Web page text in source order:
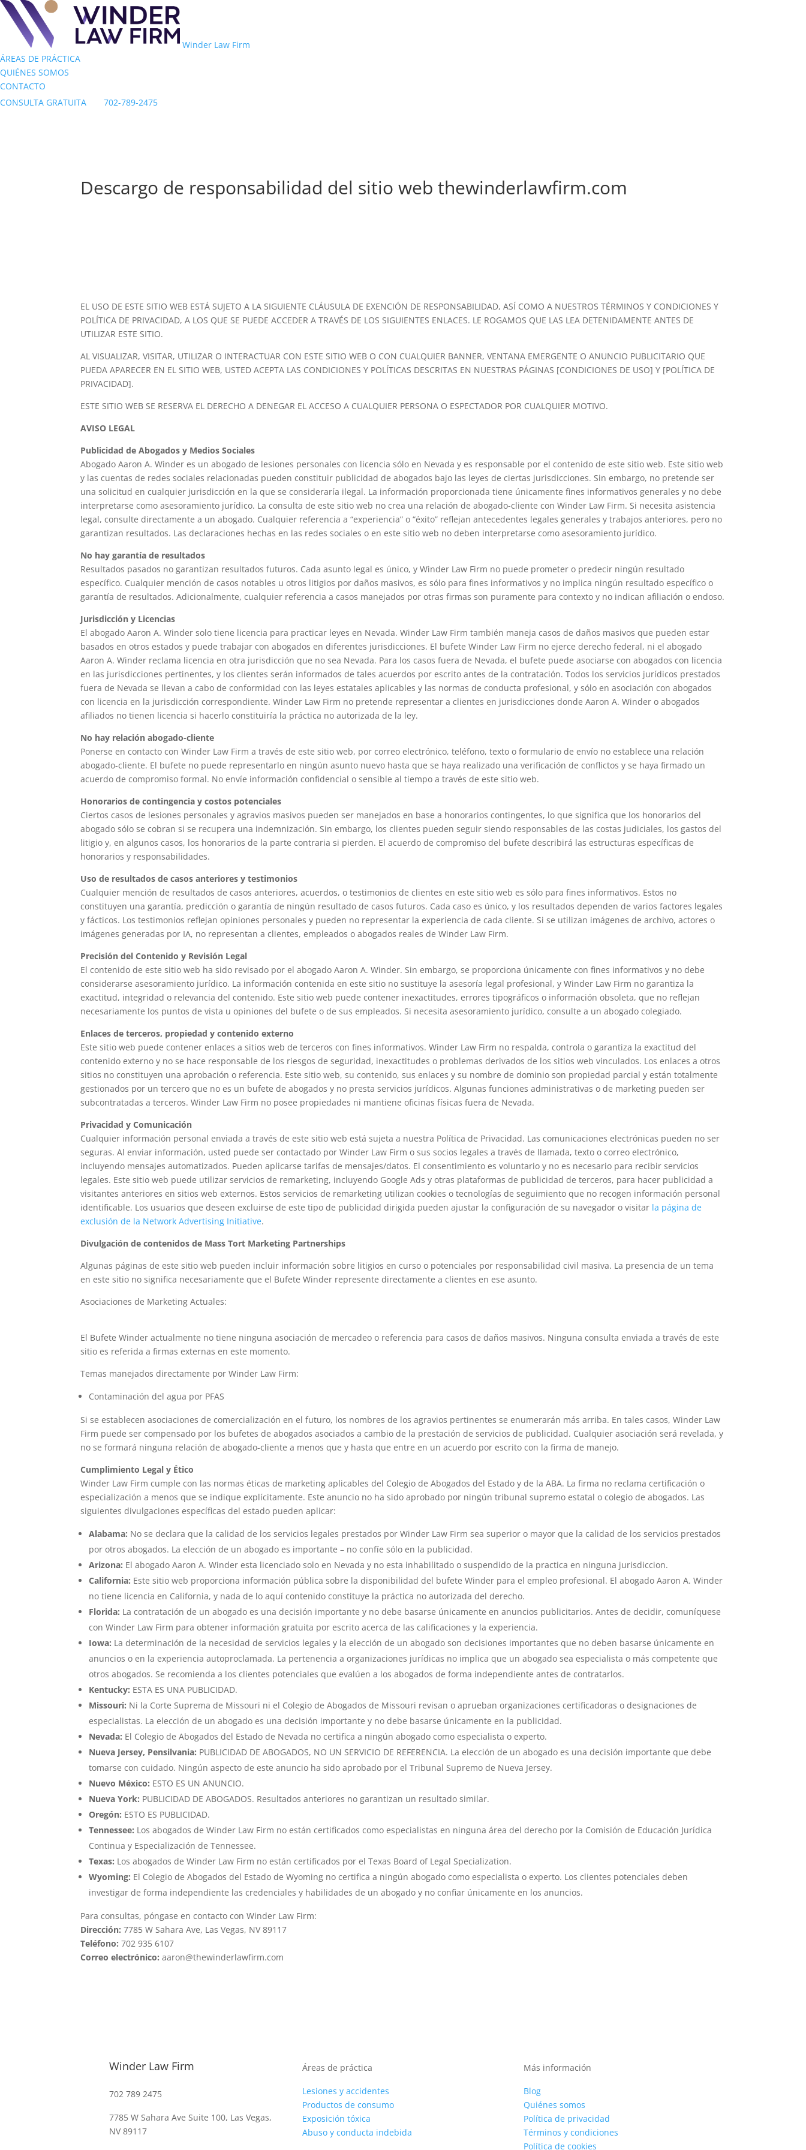
Winder Law Firm
ÁREAS DE PRÁCTICA
QUIÉNES SOMOS
CONTACTO
CONSULTA GRATUITA
702-789-2475
Descargo de responsabilidad del sitio web thewinderlawfirm.com
EL USO DE ESTE SITIO WEB ESTÁ SUJETO A LA SIGUIENTE CLÁUSULA DE EXENCIÓN DE RESPONSABILIDAD, ASÍ COMO A NUESTROS TÉRMINOS Y CONDICIONES Y
POLÍTICA DE PRIVACIDAD, A LOS QUE SE PUEDE ACCEDER A TRAVÉS DE LOS SIGUIENTES ENLACES. LE ROGAMOS QUE LAS LEA DETENIDAMENTE ANTES DE
UTILIZAR ESTE SITIO.
AL VISUALIZAR, VISITAR, UTILIZAR O INTERACTUAR CON ESTE SITIO WEB O CON CUALQUIER BANNER, VENTANA EMERGENTE O ANUNCIO PUBLICITARIO QUE
PUEDA APARECER EN EL SITIO WEB, USTED ACEPTA LAS CONDICIONES Y POLÍTICAS DESCRITAS EN NUESTRAS PÁGINAS [CONDICIONES DE USO] Y [POLÍTICA DE
PRIVACIDAD].
ESTE SITIO WEB SE RESERVA EL DERECHO A DENEGAR EL ACCESO A CUALQUIER PERSONA O ESPECTADOR POR CUALQUIER MOTIVO.
AVISO LEGAL
Publicidad de Abogados y Medios Sociales
Abogado Aaron A. Winder es un abogado de lesiones personales con licencia sólo en Nevada y es responsable por el contenido de este sitio web. Este sitio web
y las cuentas de redes sociales relacionadas pueden constituir publicidad de abogados bajo las leyes de ciertas jurisdicciones. Sin embargo, no pretende ser
una solicitud en cualquier jurisdicción en la que se consideraría ilegal. La información proporcionada tiene únicamente fines informativos generales y no debe
interpretarse como asesoramiento jurídico. La consulta de este sitio web no crea una relación de abogado-cliente con Winder Law Firm. Si necesita asistencia
legal, consulte directamente a un abogado. Cualquier referencia a “experiencia” o “éxito” reflejan antecedentes legales generales y trabajos anteriores, pero no
garantizan resultados. Las declaraciones hechas en las redes sociales o en este sitio web no deben interpretarse como asesoramiento jurídico.
No hay garantía de resultados
Resultados pasados no garantizan resultados futuros. Cada asunto legal es único, y Winder Law Firm no puede prometer o predecir ningún resultado
específico. Cualquier mención de casos notables u otros litigios por daños masivos, es sólo para fines informativos y no implica ningún resultado específico o
garantía de resultados. Adicionalmente, cualquier referencia a casos manejados por otras firmas son puramente para contexto y no indican afiliación o endoso.
Jurisdicción y Licencias
El abogado Aaron A. Winder solo tiene licencia para practicar leyes en Nevada. Winder Law Firm también maneja casos de daños masivos que pueden estar
basados en otros estados y puede trabajar con abogados en diferentes jurisdicciones. El bufete Winder Law Firm no ejerce derecho federal, ni el abogado
Aaron A. Winder reclama licencia en otra jurisdicción que no sea Nevada. Para los casos fuera de Nevada, el bufete puede asociarse con abogados con licencia
en las jurisdicciones pertinentes, y los clientes serán informados de tales acuerdos por escrito antes de la contratación. Todos los servicios jurídicos prestados
fuera de Nevada se llevan a cabo de conformidad con las leyes estatales aplicables y las normas de conducta profesional, y sólo en asociación con abogados
con licencia en la jurisdicción correspondiente. Winder Law Firm no pretende representar a clientes en jurisdicciones donde Aaron A. Winder o abogados
afiliados no tienen licencia si hacerlo constituiría la práctica no autorizada de la ley.
No hay relación abogado-cliente
Ponerse en contacto con Winder Law Firm a través de este sitio web, por correo electrónico, teléfono, texto o formulario de envío no establece una relación
abogado-cliente. El bufete no puede representarlo en ningún asunto nuevo hasta que se haya realizado una verificación de conflictos y se haya firmado un
acuerdo de compromiso formal. No envíe información confidencial o sensible al tiempo a través de este sitio web.
Honorarios de contingencia y costos potenciales
Ciertos casos de lesiones personales y agravios masivos pueden ser manejados en base a honorarios contingentes, lo que significa que los honorarios del
abogado sólo se cobran si se recupera una indemnización. Sin embargo, los clientes pueden seguir siendo responsables de las costas judiciales, los gastos del
litigio y, en algunos casos, los honorarios de la parte contraria si pierden. El acuerdo de compromiso del bufete describirá las estructuras específicas de
honorarios y responsabilidades.
Uso de resultados de casos anteriores y testimonios
Cualquier mención de resultados de casos anteriores, acuerdos, o testimonios de clientes en este sitio web es sólo para fines informativos. Estos no
constituyen una garantía, predicción o garantía de ningún resultado de casos futuros. Cada caso es único, y los resultados dependen de varios factores legales
y fácticos. Los testimonios reflejan opiniones personales y pueden no representar la experiencia de cada cliente. Si se utilizan imágenes de archivo, actores o
imágenes generadas por IA, no representan a clientes, empleados o abogados reales de Winder Law Firm.
Precisión del Contenido y Revisión Legal
El contenido de este sitio web ha sido revisado por el abogado Aaron A. Winder. Sin embargo, se proporciona únicamente con fines informativos y no debe
considerarse asesoramiento jurídico. La información contenida en este sitio no sustituye la asesoría legal profesional, y Winder Law Firm no garantiza la
exactitud, integridad o relevancia del contenido. Este sitio web puede contener inexactitudes, errores tipográficos o información obsoleta, que no reflejan
necesariamente los puntos de vista u opiniones del bufete o de sus empleados. Si necesita asesoramiento jurídico, consulte a un abogado colegiado.
Enlaces de terceros, propiedad y contenido externo
Este sitio web puede contener enlaces a sitios web de terceros con fines informativos. Winder Law Firm no respalda, controla o garantiza la exactitud del
contenido externo y no se hace responsable de los riesgos de seguridad, inexactitudes o problemas derivados de los sitios web vinculados. Los enlaces a otros
sitios no constituyen una aprobación o referencia. Este sitio web, su contenido, sus enlaces y su nombre de dominio son propiedad parcial y están totalmente
gestionados por un tercero que no es un bufete de abogados y no presta servicios jurídicos. Algunas funciones administrativas o de marketing pueden ser
subcontratadas a terceros. Winder Law Firm no posee propiedades ni mantiene oficinas físicas fuera de Nevada.
Privacidad y Comunicación
Cualquier información personal enviada a través de este sitio web está sujeta a nuestra Política de Privacidad. Las comunicaciones electrónicas pueden no ser
seguras. Al enviar información, usted puede ser contactado por Winder Law Firm o sus socios legales a través de llamada, texto o correo electrónico,
incluyendo mensajes automatizados. Pueden aplicarse tarifas de mensajes/datos. El consentimiento es voluntario y no es necesario para recibir servicios
legales. Este sitio web puede utilizar servicios de remarketing, incluyendo Google Ads y otras plataformas de publicidad de terceros, para hacer publicidad a
visitantes anteriores en sitios web externos. Estos servicios de remarketing utilizan cookies o tecnologías de seguimiento que no recogen información personal
identificable. Los usuarios que deseen excluirse de este tipo de publicidad dirigida pueden ajustar la configuración de su navegador o visitar la página de
exclusión de la Network Advertising Initiative.
Divulgación de contenidos de Mass Tort Marketing Partnerships
Algunas páginas de este sitio web pueden incluir información sobre litigios en curso o potenciales por responsabilidad civil masiva. La presencia de un tema
en este sitio no significa necesariamente que el Bufete Winder represente directamente a clientes en ese asunto.
Asociaciones de Marketing Actuales:
El Bufete Winder actualmente no tiene ninguna asociación de mercadeo o referencia para casos de daños masivos. Ninguna consulta enviada a través de este
sitio es referida a firmas externas en este momento.
Temas manejados directamente por Winder Law Firm:
Contaminación del agua por PFAS
Si se establecen asociaciones de comercialización en el futuro, los nombres de los agravios pertinentes se enumerarán más arriba. En tales casos, Winder Law
Firm puede ser compensado por los bufetes de abogados asociados a cambio de la prestación de servicios de publicidad. Cualquier asociación será revelada, y
no se formará ninguna relación de abogado-cliente a menos que y hasta que entre en un acuerdo por escrito con la firma de manejo.
Cumplimiento Legal y Ético
Winder Law Firm cumple con las normas éticas de marketing aplicables del Colegio de Abogados del Estado y de la ABA. La firma no reclama certificación o
especialización a menos que se indique explícitamente. Este anuncio no ha sido aprobado por ningún tribunal supremo estatal o colegio de abogados. Las
siguientes divulgaciones específicas del estado pueden aplicar:
Alabama: No se declara que la calidad de los servicios legales prestados por Winder Law Firm sea superior o mayor que la calidad de los servicios prestados
por otros abogados. La elección de un abogado es importante – no confíe sólo en la publicidad.
Arizona: El abogado Aaron A. Winder esta licenciado solo en Nevada y no esta inhabilitado o suspendido de la practica en ninguna jurisdiccion.
California: Este sitio web proporciona información pública sobre la disponibilidad del bufete Winder para el empleo profesional. El abogado Aaron A. Winder
no tiene licencia en California, y nada de lo aquí contenido constituye la práctica no autorizada del derecho.
Florida: La contratación de un abogado es una decisión importante y no debe basarse únicamente en anuncios publicitarios. Antes de decidir, comuníquese
con Winder Law Firm para obtener información gratuita por escrito acerca de las calificaciones y la experiencia.
Iowa: La determinación de la necesidad de servicios legales y la elección de un abogado son decisiones importantes que no deben basarse únicamente en
anuncios o en la experiencia autoproclamada. La pertenencia a organizaciones jurídicas no implica que un abogado sea especialista o más competente que
otros abogados. Se recomienda a los clientes potenciales que evalúen a los abogados de forma independiente antes de contratarlos.
Kentucky: ESTA ES UNA PUBLICIDAD.
Missouri: Ni la Corte Suprema de Missouri ni el Colegio de Abogados de Missouri revisan o aprueban organizaciones certificadoras o designaciones de
especialistas. La elección de un abogado es una decisión importante y no debe basarse únicamente en la publicidad.
Nevada: El Colegio de Abogados del Estado de Nevada no certifica a ningún abogado como especialista o experto.
Nueva Jersey, Pensilvania: PUBLICIDAD DE ABOGADOS, NO UN SERVICIO DE REFERENCIA. La elección de un abogado es una decisión importante que debe
tomarse con cuidado. Ningún aspecto de este anuncio ha sido aprobado por el Tribunal Supremo de Nueva Jersey.
Nuevo México: ESTO ES UN ANUNCIO.
Nueva York: PUBLICIDAD DE ABOGADOS. Resultados anteriores no garantizan un resultado similar.
Oregón: ESTO ES PUBLICIDAD.
Tennessee: Los abogados de Winder Law Firm no están certificados como especialistas en ninguna área del derecho por la Comisión de Educación Jurídica
Continua y Especialización de Tennessee.
Texas: Los abogados de Winder Law Firm no están certificados por el Texas Board of Legal Specialization.
Wyoming: El Colegio de Abogados del Estado de Wyoming no certifica a ningún abogado como especialista o experto. Los clientes potenciales deben
investigar de forma independiente las credenciales y habilidades de un abogado y no confiar únicamente en los anuncios.
Para consultas, póngase en contacto con Winder Law Firm:
Dirección: 7785 W Sahara Ave, Las Vegas, NV 89117
Teléfono:702 935 6107
Correo electrónico: aaron@thewinderlawfirm.com
Winder Law Firm
702 789 2475
7785 W Sahara Ave Suite 100, Las Vegas,
NV 89117
Áreas de práctica
Lesiones y accidentes
Productos de consumo
Exposición tóxica
Abuso y conducta indebida
Más información
Blog
Quiénes somos
Política de privacidad
Términos y condiciones
Política de cookies